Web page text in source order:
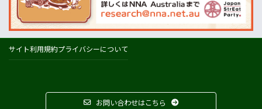
ウールワース
コールズ
アルディ
フードスタッフス
サイト利用規約プライバシーについて
お問い合わせはこちら